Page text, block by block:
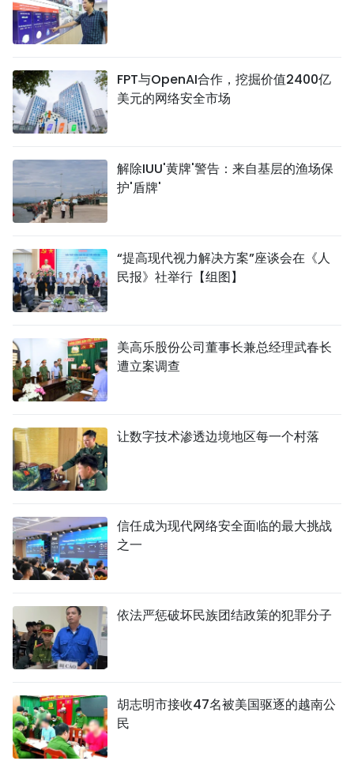
FPT与OpenAI合作，挖掘价值2400亿
美元的网络安全市场
解除IUU'黄牌'警告：来自基层的渔场保
护'盾牌'
“提高现代视力解决方案”座谈会在《人
民报》社举行【组图】
美高乐股份公司董事长兼总经理武春长
遭立案调查
让数字技术渗透边境地区每一个村落
信任成为现代网络安全面临的最大挑战
之一
依法严惩破坏民族团结政策的犯罪分子
胡志明市接收47名被美国驱逐的越南公
民